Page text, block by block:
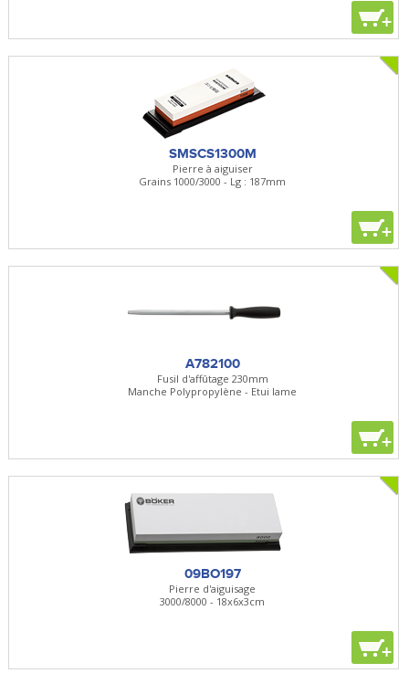
+
SMSCS1300M
Pierre à aiguiser
Grains 1000/3000 - Lg : 187mm
+
A782100
Fusil d'affûtage 230mm
Manche Polypropylène - Etui lame
+
09BO197
Pierre d'aiguisage
3000/8000 - 18x6x3cm
+